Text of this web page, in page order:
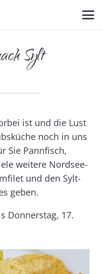
Sylt
ist und die Lust
noch in uns
Sie Pannfisch,
weitere Nordsee-
und den Sylt-
geben.
Donnerstag, 17.